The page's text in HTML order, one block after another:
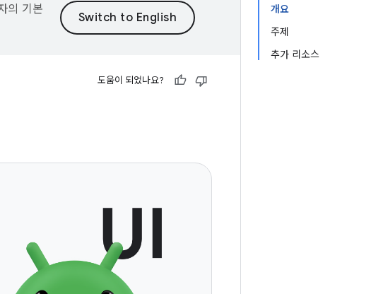
개요
주제
추가 리소스
의 기본
도움이 되었나요?